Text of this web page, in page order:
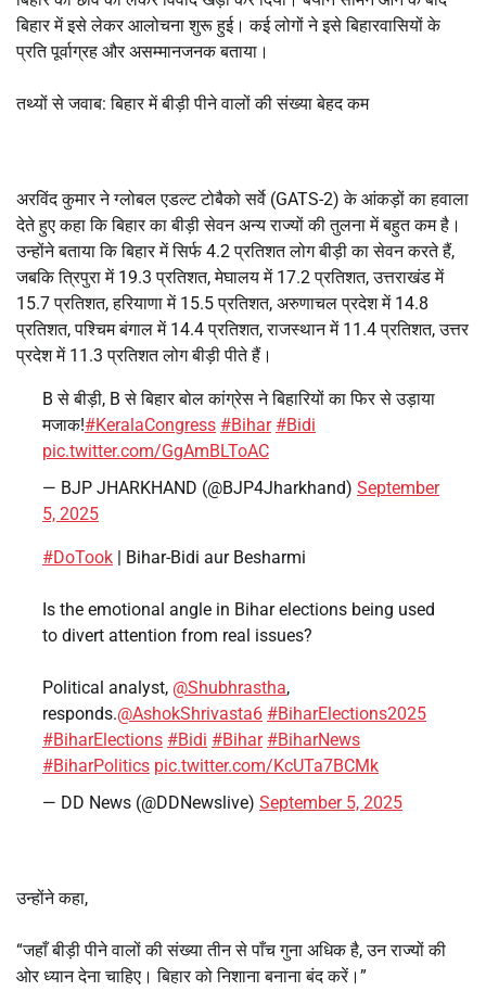
बिहार में इसे लेकर आलोचना शुरू हुई। कई लोगों ने इसे बिहारवासियों के
प्रति पूर्वाग्रह और असम्मानजनक बताया।
तथ्यों से जवाब: बिहार में बीड़ी पीने वालों की संख्या बेहद कम
अरविंद कुमार ने ग्लोबल एडल्ट टोबैको सर्वे (GATS-2) के आंकड़ों का हवाला
देते हुए कहा कि बिहार का बीड़ी सेवन अन्य राज्यों की तुलना में बहुत कम है।
उन्होंने बताया कि बिहार में सिर्फ 4.2 प्रतिशत लोग बीड़ी का सेवन करते हैं,
जबकि त्रिपुरा में 19.3 प्रतिशत, मेघालय में 17.2 प्रतिशत, उत्तराखंड में
15.7 प्रतिशत, हरियाणा में 15.5 प्रतिशत, अरुणाचल प्रदेश में 14.8
प्रतिशत, पश्चिम बंगाल में 14.4 प्रतिशत, राजस्थान में 11.4 प्रतिशत, उत्तर
प्रदेश में 11.3 प्रतिशत लोग बीड़ी पीते हैं।
B से बीड़ी, B से बिहार बोल कांग्रेस ने बिहारियों का फिर से उड़ाया
मजाक!#KeralaCongress #Bihar #Bidi
pic.twitter.com/GgAmBLToAC
— BJP JHARKHAND (@BJP4Jharkhand) September
5, 2025
#DoTook | Bihar-Bidi aur Besharmi
Is the emotional angle in Bihar elections being used
to divert attention from real issues?
Political analyst, @Shubhrastha,
responds.@AshokShrivasta6 #BiharElections2025
#BiharElections #Bidi #Bihar #BiharNews
#BiharPolitics pic.twitter.com/KcUTa7BCMk
— DD News (@DDNewslive) September 5, 2025
उन्होंने कहा,
“जहाँ बीड़ी पीने वालों की संख्या तीन से पाँच गुना अधिक है, उन राज्यों की
ओर ध्यान देना चाहिए। बिहार को निशाना बनाना बंद करें।”